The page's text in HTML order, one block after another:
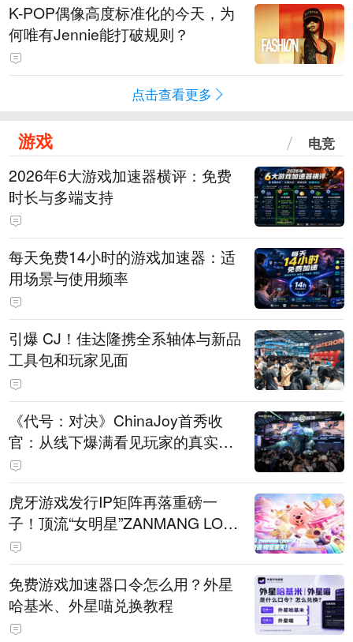
K-POP偶像高度标准化的今天，为
何唯有Jennie能打破规则？
点击查看更多
游戏 电竞
2026年6大游戏加速器横评：免费
时长与多端支持
每天免费14小时的游戏加速器：适
用场景与使用频率
引爆 CJ！佳达隆携全系轴体与新品
工具包和玩家见面
《代号：对决》ChinaJoy首秀收
官：从线下爆满看见玩家的真实期
待
虎牙游戏发行IP矩阵再落重磅一
子！顶流“女明星”ZANMANG LOO
PY 正版3D消除手游《消消奇遇》
惊喜曝光
免费游戏加速器口令怎么用？外星
哈基米、外星喵兑换教程